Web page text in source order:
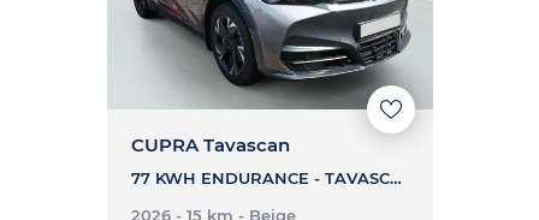
CUPRA Tavascan
77 KWH ENDURANCE - TAVASCAN 77 KWH ENDURANCE
2026 - 15 km - Beige